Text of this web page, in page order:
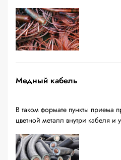
Медный кабель
В таком формате пункты приема
цветной металл внутри кабеля